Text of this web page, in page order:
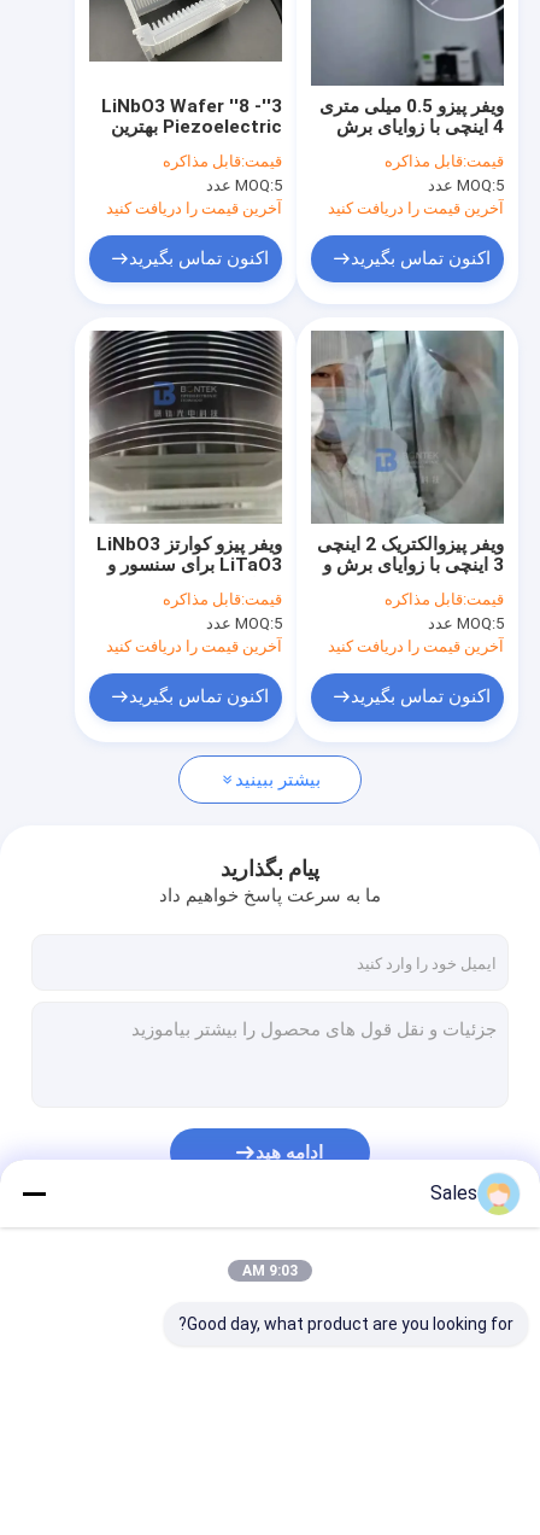
محصولات
درباره ما
تور کارخانه
کنترل کیفیت
با ما تماس بگیرید
اخبار
پرونده ها
ویفر LiTaO3
ویفر سیلیکونی
3''- 8'' LiNbO3 Wafer
Piezoelectric بهترین
فرکانس تبدیل
قیمت:قابل مذاکره
MOQ:5 عدد
آخرین قیمت را دریافت کنید
اکنون تماس بگیرید
ویفر پیزو 0.5 میلی متری
4 اینچی با زوایای برش
انتشار
قیمت:قابل مذاکره
MOQ:5 عدد
آخرین قیمت را دریافت کنید
اکنون تماس بگیرید
ویفر پیزو کوارتز LiNbO3
LiTaO3 برای سنسور و
قیمت:قابل مذاکره
MOQ:5 عدد
آخرین قیمت را دریافت کنید
اکنون تماس بگیرید
ویفر پیزوالکتریک 2 اینچی
3 اینچی با زوایای برش و
قیمت:قابل مذاکره
MOQ:5 عدد
آخرین قیمت را دریافت کنید
اکنون تماس بگیرید
بیشتر ببینید
پیام بگذارید
ما به سرعت پاسخ خواهیم داد
ادامه هید
Sales
9:03 AM
Good day, what product are you looking for?